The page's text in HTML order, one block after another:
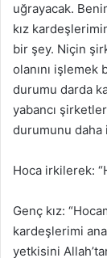
uğrayacak.
kız
bir şey. Niçin
olanını işlemek
durumu darda
yabancı
durumunu daha
Hoca irkilerek:
Genç kız:
kardeşlerimi
yetkisini